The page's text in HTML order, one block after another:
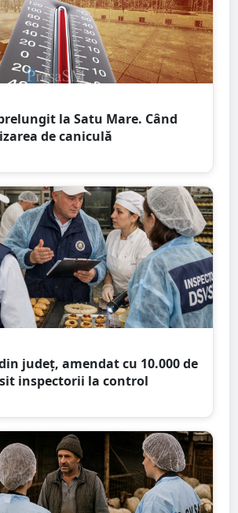
la Satu Mare. Când
de caniculă
județ, amendat cu 10.000 de
inspectorii la control